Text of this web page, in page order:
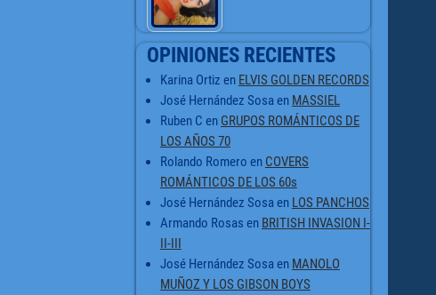
OPINIONES RECIENTES
Karina Ortiz en ELVIS GOLDEN RECORDS
José Hernández Sosa en MASSIEL
Ruben C en GRUPOS ROMÁNTICOS DE
LOS AÑOS 70
Rolando Romero en COVERS
ROMÁNTICOS DE LOS 60s
José Hernández Sosa en LOS PANCHOS
Armando Rosas en BRITISH INVASION I-
II-III
José Hernández Sosa en MANOLO
MUÑOZ Y LOS GIBSON BOYS